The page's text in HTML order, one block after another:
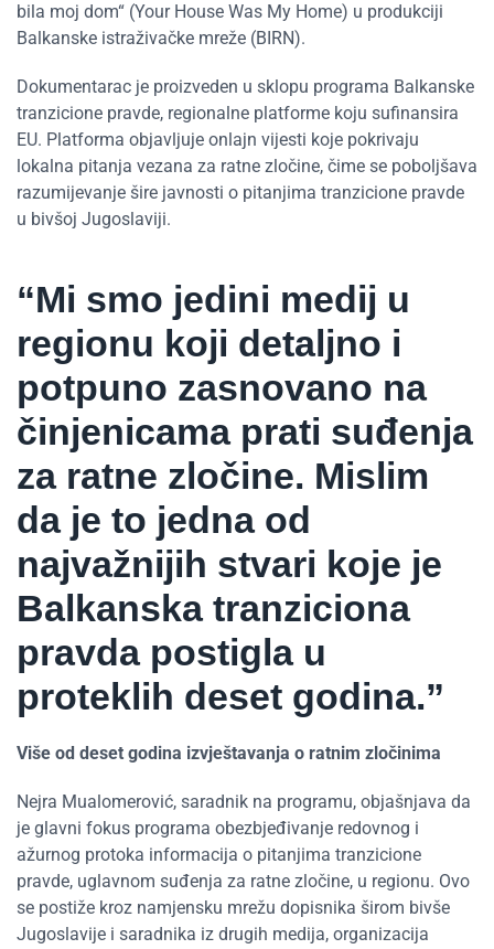
bila moj dom“ (Your House Was My Home) u produkciji
Balkanske istraživačke mreže (BIRN).
Dokumentarac je proizveden u sklopu programa Balkanske
tranzicione pravde, regionalne platforme koju sufinansira
EU. Platforma objavljuje onlajn vijesti koje pokrivaju
lokalna pitanja vezana za ratne zločine, čime se poboljšava
razumijevanje šire javnosti o pitanjima tranzicione pravde
u bivšoj Jugoslaviji.
“Mi smo jedini medij u
regionu koji detaljno i
potpuno zasnovano na
činjenicama prati suđenja
za ratne zločine. Mislim
da je to jedna od
najvažnijih stvari koje je
Balkanska tranziciona
pravda postigla u
proteklih deset godina.”
Više od deset godina izvještavanja o ratnim zločinima
Nejra Mualomerović, saradnik na programu, objašnjava da
je glavni fokus programa obezbjeđivanje redovnog i
ažurnog protoka informacija o pitanjima tranzicione
pravde, uglavnom suđenja za ratne zločine, u regionu. Ovo
se postiže kroz namjensku mrežu dopisnika širom bivše
Jugoslavije i saradnika iz drugih medija, organizacija